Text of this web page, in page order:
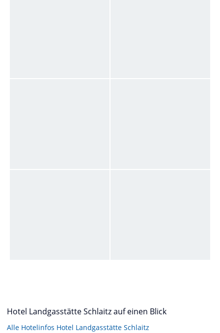
Hotel Landgasstätte Schlaitz auf einen Blick
Alle Hotelinfos Hotel Landgasstätte Schlaitz